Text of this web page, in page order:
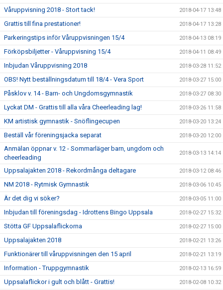
Våruppvisning 2018 - Stort tack! 2018-04-17 13:48
Grattis till fina prestationer! 2018-04-17 13:28
Parkeringstips inför Våruppvisningen 15/4 2018-04-13 08:19
Förköpsbiljetter - Våruppvisning 15/4 2018-04-11 08:49
Inbjudan Våruppvisning 2018 2018-03-28 11:52
OBS! Nytt beställningsdatum till 18/4 - Vera Sport 2018-03-27 15:00
Påsklov v. 14 - Barn- och Ungdomsgymnastik 2018-03-27 08:30
Lyckat DM - Grattis till alla våra Cheerleading lag! 2018-03-26 11:58
KM artistisk gymnastik - Snöflingecupen 2018-03-20 13:24
Beställ vår föreningsjacka separat 2018-03-20 12:00
Anmälan öppnar v. 12 - Sommarläger barn, ungdom och
cheerleading
2018-03-13 14:14
Uppsalajakten 2018 - Rekordmånga deltagare 2018-03-12 08:46
NM 2018 - Rytmisk Gymnastik 2018-03-06 10:45
Är det dig vi söker? 2018-03-05 11:00
Inbjudan till föreningsdag - Idrottens Bingo Uppsala 2018-02-27 15:32
Stötta GF Uppsalaflickorna 2018-02-27 15:00
Uppsalajakten 2018 2018-02-21 13:26
Funktionärer till våruppvisningen den 15 april 2018-02-21 13:19
Information - Truppgymnastik 2018-02-13 16:59
Uppsalaflickor i gult och blått - Grattis! 2018-02-08 10:32